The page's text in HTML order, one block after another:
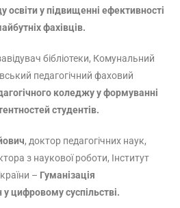
освіти у підвищенні ефективності
фахівців.
бібліотеки, Комунальний
педагогічний фаховий
коледжу у формуванні
студентів.
, доктор педагогічних наук,
з наукової роботи, Інститут
– Гуманізація
цифровому суспільстві.